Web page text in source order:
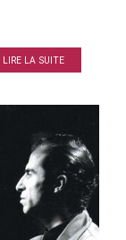
LIRE LA SUITE